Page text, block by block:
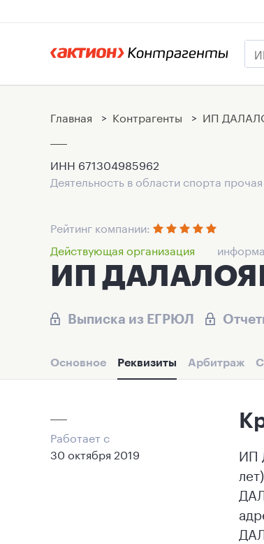
Главная > Контрагенты > ИП
ИНН 671304985962
Деятельность в области спорта прочая
Рейтинг компании:
Действующая организация
ИП
Выписка из ЕГРЮЛ
Основное Реквизиты Арбитраж
Работает с
30 октября 2019
ИП